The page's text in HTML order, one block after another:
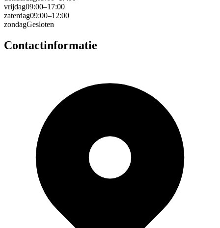
vrijdag09:00–17:00
zaterdag09:00–12:00
zondagGesloten
Contactinformatie